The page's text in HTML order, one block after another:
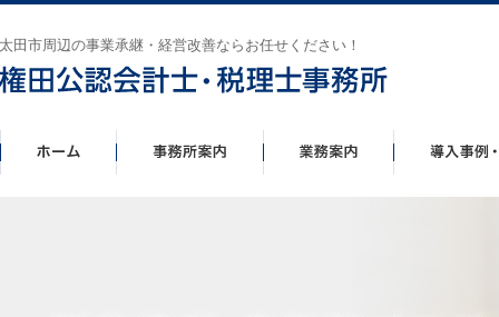
太田市周辺の事業承継・経営改善ならお任せください！